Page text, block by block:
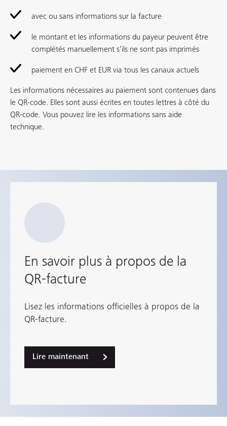
avec ou sans informations sur la facture
le montant et les informations du payeur peuvent être
complétés manuellement s’ils ne sont pas imprimés
paiement en CHF et EUR via tous les canaux actuels
Les informations nécessaires au paiement sont contenues dans
le QR-code. Elles sont aussi écrites en toutes lettres à côté du
QR-code. Vous pouvez lire les informations sans aide
technique.
En savoir plus à propos de la
QR-facture
Lisez les informations officielles à propos de la
QR-facture.
Lire maintenant